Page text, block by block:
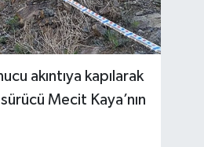
akıntıya kapılarak
Mecit Kaya’nın